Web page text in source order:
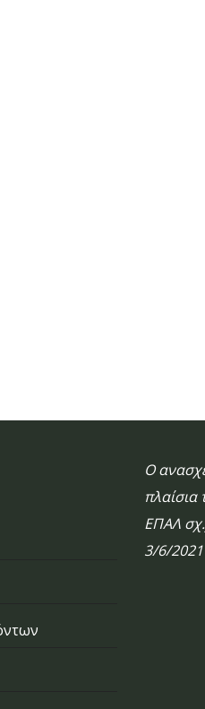
Ο
ΕΠΑΛ
3/6/2021